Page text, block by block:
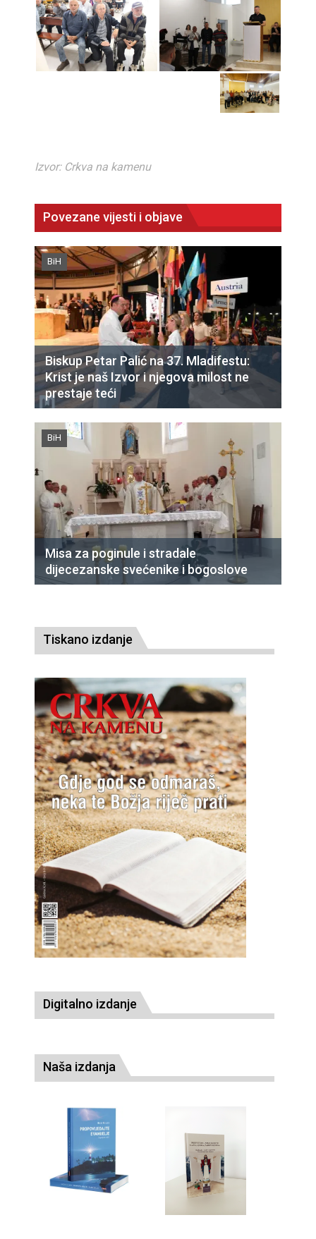
Izvor: Crkva na kamenu
Povezane vijesti i objave
BiH
Biskup Petar Palić na 37. Mladifestu:
Krist je naš Izvor i njegova milost ne
prestaje teći
BiH
Misa za poginule i stradale
dijecezanske svećenike i bogoslove
Tiskano izdanje
Digitalno izdanje
Naša izdanja